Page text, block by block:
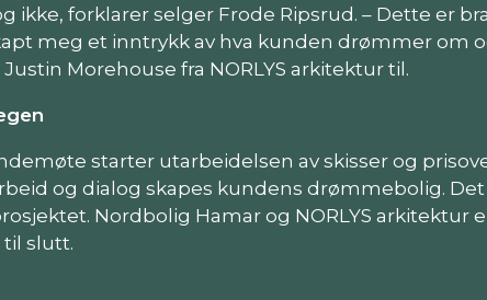
ikke, forklarer selger Frode Ripsrud. – Dette er
meg et inntrykk av hva kunden drømmer om
Morehouse fra NORLYS arkitektur til.
starter utarbeidelsen av skisser og
og dialog skapes kundens drømmebolig.
Nordbolig Hamar og NORLYS arkitektur
til slutt.